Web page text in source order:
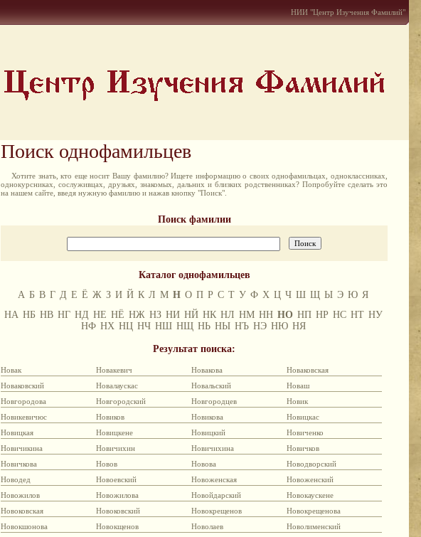
НИИ "Центр Изучения Фамилий"
Поиск однофамильцев
Хотите знать, кто еще носит Вашу фамилию? Ищете информацию о своих однофамильцах, одноклассниках,
однокурсниках, сослуживцах, друзьях, знакомых, дальних и близких родственниках? Попробуйте сделать это
на нашем сайте, введя нужную фамилию и нажав кнопку "Поиск".
Поиск фамилии
Каталог однофамильцев
А Б В Г Д Е Ё Ж З И Й К Л М Н О П Р С Т У Ф Х Ц Ч Ш Щ Ы Э Ю Я
НА НБ НВ НГ НД НЕ НЁ НЖ НЗ НИ НЙ НК НЛ НМ НН НО НП НР НС НТ НУ
НФ НХ НЦ НЧ НШ НЩ НЬ НЫ НЪ НЭ НЮ НЯ
Результат поиска:
Новак Новакевич Новакова
Новаковская
Новаковский
Новалаускас Новальский
Новаш
Новгородова
Новгородский Новгородцев
Новик
Новикевичюс
Новиков Новикова
Новицкас
Новицкая
Новицкене Новицкий
Новиченко
Новичикина
Новичихин Новичихина
Новичков
Новичкова
Новов Новова
Новодворский
Новодед
Новоевский Новоженская
Новоженский
Новожилов
Новожилова Новойдарский
Новокаускене
Новоковская
Новоковский Новокрещенов
Новокрещенова
Новокшонова
Новокщенов Новолаев
Новолименский